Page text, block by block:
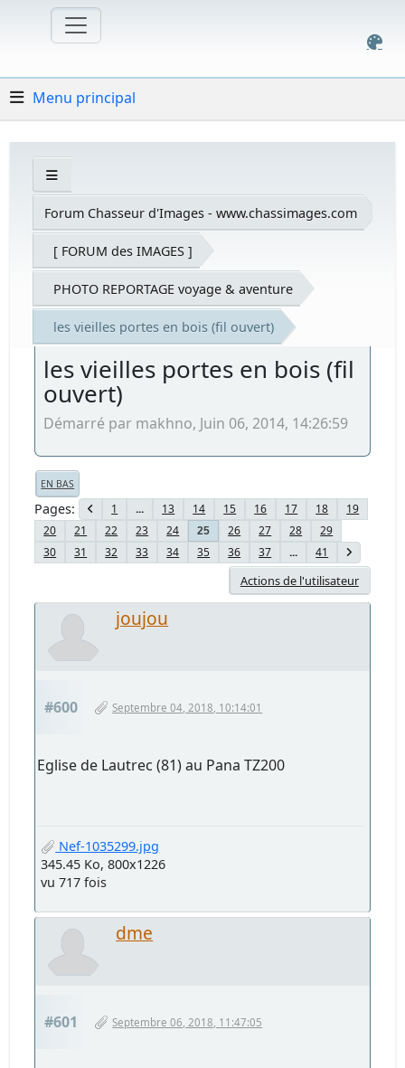
Menu principal
Forum Chasseur d'Images - www.chassimages.com
[ FORUM des IMAGES ]
PHOTO REPORTAGE voyage & aventure
les vieilles portes en bois (fil ouvert)
les vieilles portes en bois (fil
ouvert)
Démarré par makhno, Juin 06, 2014, 14:26:59
EN BAS
Pages 1 ... 13 14 15 16 17 18
19
20
21 22 23 24 25 26 27 28
29
30
31 32 33 34 35 36 37 ... 41
Actions de l'utilisateur
joujou
#600 Septembre 04, 2018, 10:14:01
Eglise de Lautrec (81) au Pana TZ200
Nef-1035299.jpg
345.45 Ko, 800x1226
vu 717 fois
dme
#601 Septembre 06, 2018, 11:47:05